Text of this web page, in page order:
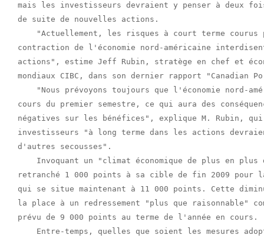
mais les investisseurs devraient y penser à deux
de suite de nouvelles actions.
"Actuellement, les risques à court terme courus
contraction de l'économie nord-américaine
actions", estime Jeff Rubin, stratège en chef et
mondiaux CIBC, dans son dernier rapport "Canadian
"Nous prévoyons toujours que l'économie nord-
cours du premier semestre, ce qui aura des
négatives sur les bénéfices", explique M. Rubin,
investisseurs "à long terme dans les actions
d'autres secousses".
Invoquant un "climat économique de plus en plus
retranché 1 000 points à sa cible de fin 2009 pour
qui se situe maintenant à 11 000 points. Cette
la place à un redressement "plus que raisonnable"
prévu de 9 000 points au terme de l'année en cours.
Entre-temps, quelles que soient les mesures